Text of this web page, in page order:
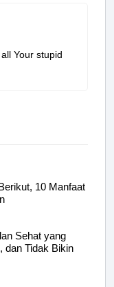
Your stupid
10 Manfaat
Sehat yang
dan Tidak Bikin